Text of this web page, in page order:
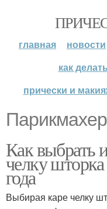
главная новости
как
прически и
Как выбрать
челку
года
Выбирая каре челку